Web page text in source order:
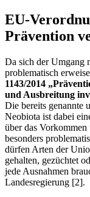
EU-
Prävention
Da sich der Umgang
problematisch
1143/2014
und Ausbreitung
Die bereits genannte
Neobiota ist dabei
über das
besonders
dürfen Arten der
gehalten, gezüchtet
jede Ausnahmen
Landesregierung [2].